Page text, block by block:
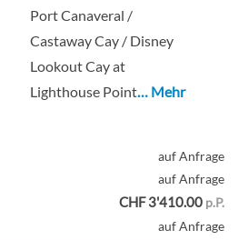
Port Canaveral /
Castaway Cay / Disney
Lookout Cay at
Lighthouse Point… Mehr
auf Anfrage
auf Anfrage
CHF 3'410.00 p.P.
auf Anfrage